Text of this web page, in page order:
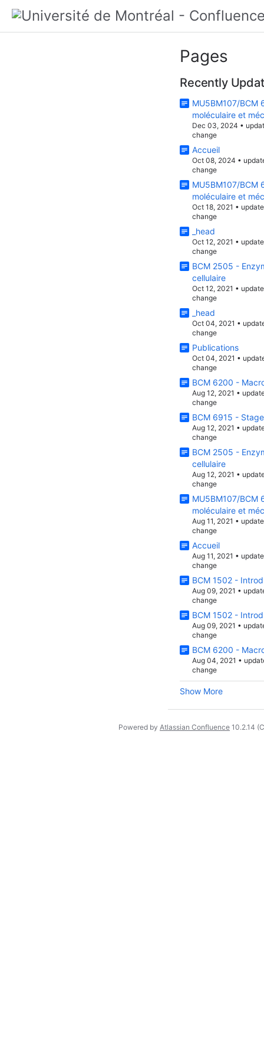
Pages
Recently
MU5BM107/BCM
moléculaire et
Dec 03, 2024 •
change
Accueil
Oct 08, 2024 •
change
MU5BM107/BCM
moléculaire et
Oct 18, 2021 •
change
_head
Oct 12, 2021 •
change
BCM 2505 -
cellulaire
Oct 12, 2021 •
change
_head
Oct 04, 2021 •
change
Publications
Oct 04, 2021 •
change
BCM 6200 -
Aug 12, 2021 •
change
BCM 6915 -
Aug 12, 2021 •
change
BCM 2505 -
cellulaire
Aug 12, 2021 •
change
MU5BM107/BCM
moléculaire et
Aug 11, 2021 •
change
Accueil
Aug 11, 2021 •
change
BCM 1502 -
Aug 09, 2021 •
change
BCM 1502 -
Aug 09, 2021 •
change
BCM 6200 -
Aug 04, 2021 •
change
Show More
Powered by Atlassian Confluence 10.2.14